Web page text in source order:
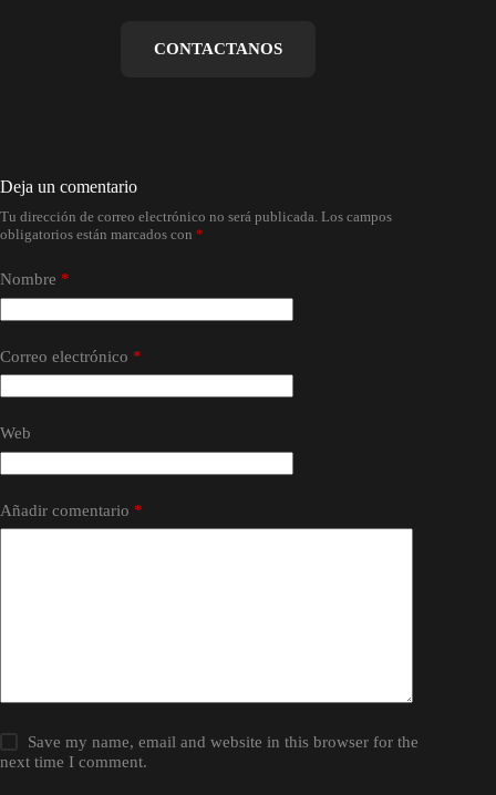
CONTACTANOS
Deja un comentario
Tu dirección de correo electrónico no será publicada. Los campos
obligatorios están marcados con *
Nombre *
Correo electrónico *
Web
Añadir comentario *
Save my name, email and website in this browser for the
next time I comment.